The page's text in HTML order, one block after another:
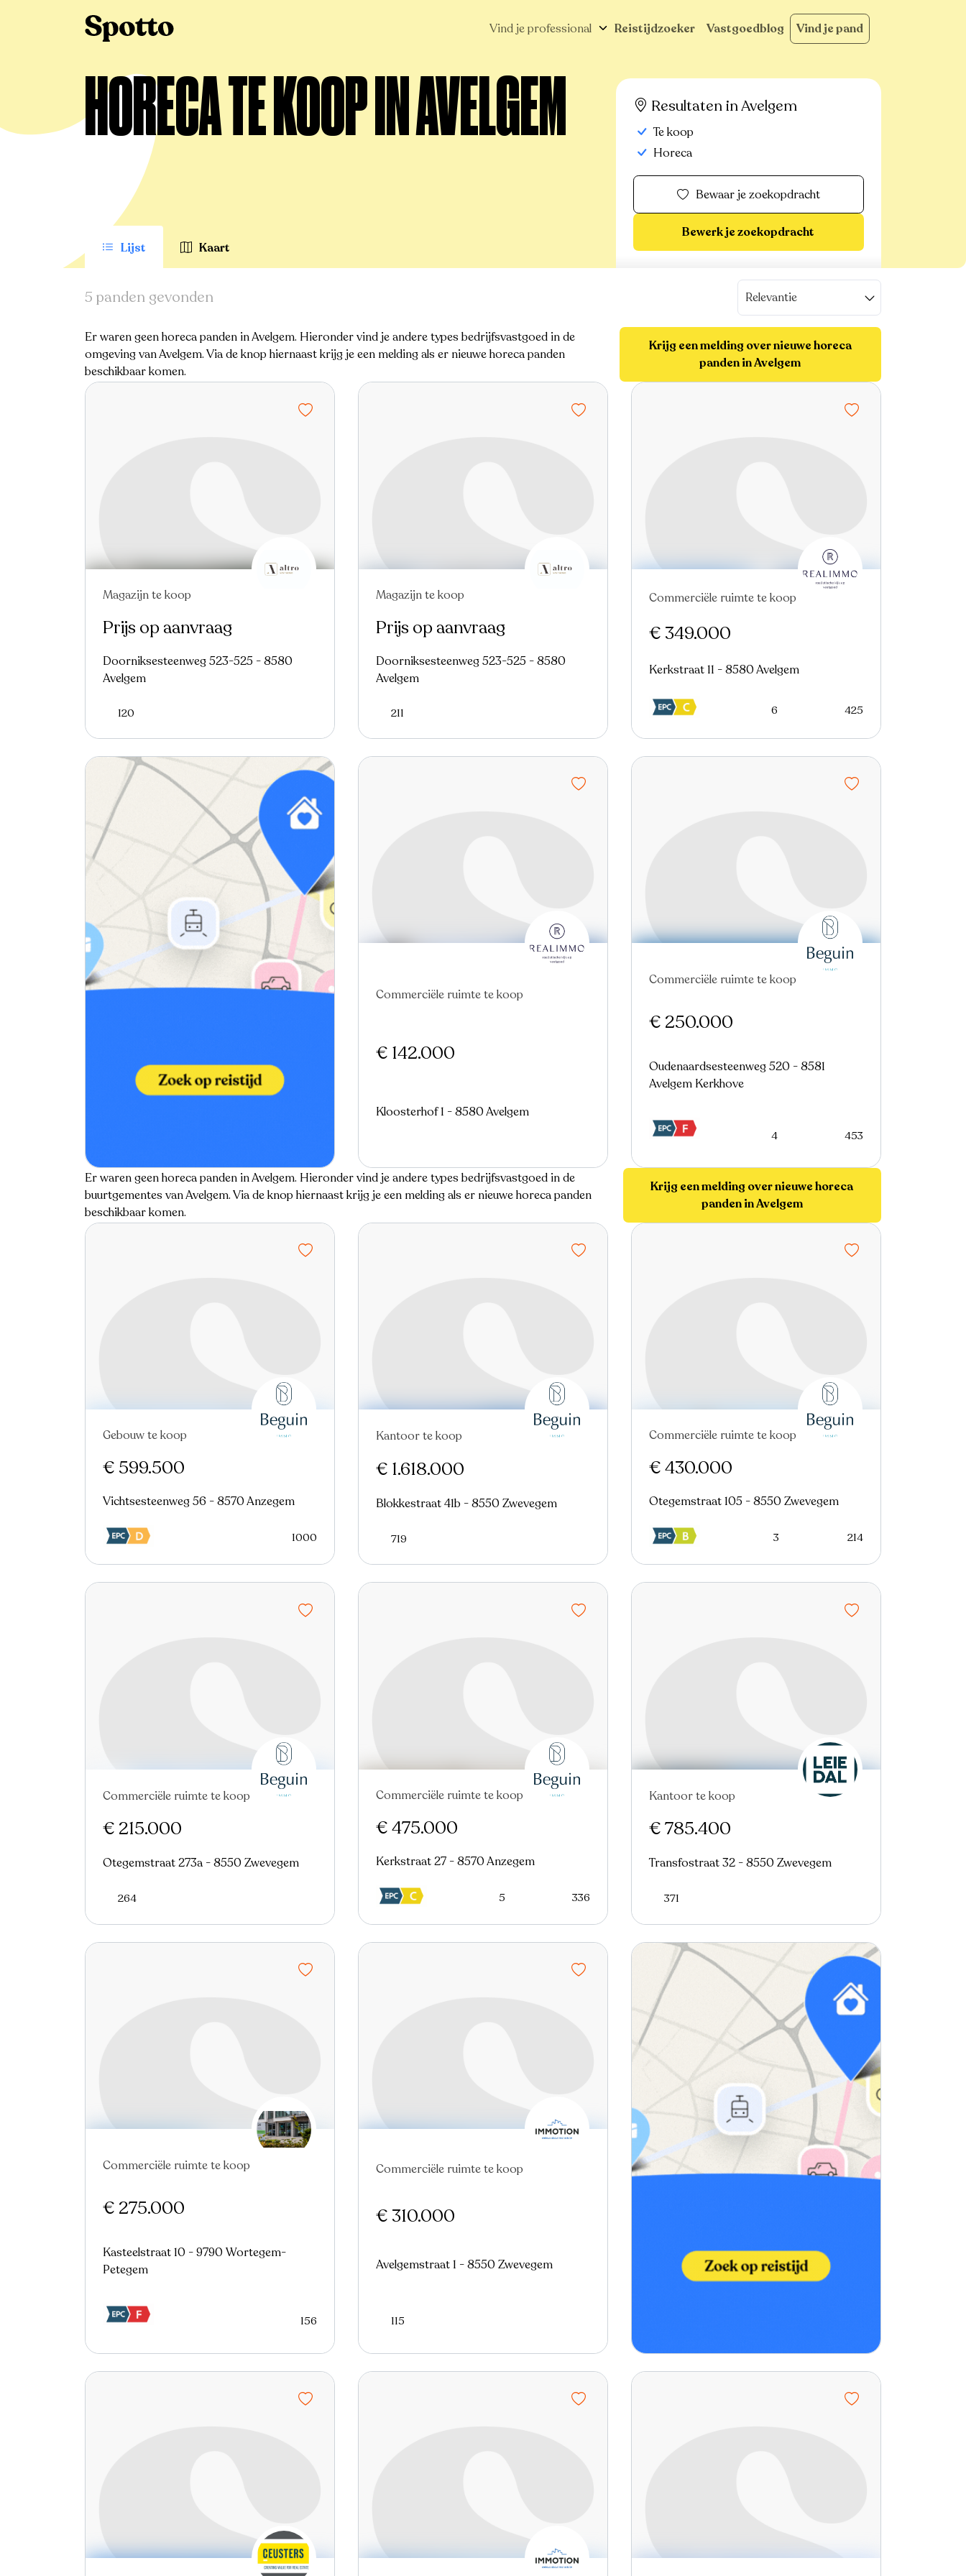
Vind je professional Reistijdzoeker Vastgoedblog Vind je pand
HORECA TE KOOP IN AVELGEM
Lijst Kaart
Resultaten in Avelgem
Te koop
Horeca
Bewaar je zoekopdracht
Bewerk je zoekopdracht
5 panden gevonden Relevantie
Er waren geen horeca panden in Avelgem. Hieronder vind je andere types bedrijfsvastgoed in de
omgeving van Avelgem. Via de knop hiernaast krijg je een melding als er nieuwe horeca panden
beschikbaar komen.
Krijg een melding over nieuwe horeca
panden in Avelgem
Magazijn te koop
Prijs op aanvraag
Doorniksesteenweg 523-525 - 8580
Avelgem
120
Magazijn te koop
Prijs op aanvraag
Doorniksesteenweg 523-525 - 8580
Avelgem
211
Commerciële ruimte te koop
€ 349.000
Kerkstraat 11 - 8580 Avelgem
6 425
Commerciële ruimte te koop
€ 142.000
Kloosterhof 1 - 8580 Avelgem
Commerciële ruimte te koop
€ 250.000
Oudenaardsesteenweg 520 - 8581
Avelgem Kerkhove
4 453
Er waren geen horeca panden in Avelgem. Hieronder vind je andere types bedrijfsvastgoed in de
buurtgementes van Avelgem. Via de knop hiernaast krijg je een melding als er nieuwe horeca panden
beschikbaar komen.
Krijg een melding over nieuwe horeca
panden in Avelgem
Nieuw
Gebouw te koop
€ 599.500
Vichtsesteenweg 56 - 8570 Anzegem
1000
Nieuw
Kantoor te koop
€ 1.618.000
Blokkestraat 41b - 8550 Zwevegem
719
Commerciële ruimte te koop
€ 430.000
Otegemstraat 105 - 8550 Zwevegem
3 214
Commerciële ruimte te koop
€ 215.000
Otegemstraat 273a - 8550 Zwevegem
264
Commerciële ruimte te koop
€ 475.000
Kerkstraat 27 - 8570 Anzegem
5 336
Kantoor te koop
€ 785.400
Transfostraat 32 - 8550 Zwevegem
371
Commerciële ruimte te koop
€ 275.000
Kasteelstraat 10 - 9790 Wortegem-
Petegem
156
Commerciële ruimte te koop
€ 310.000
Avelgemstraat 1 - 8550 Zwevegem
115